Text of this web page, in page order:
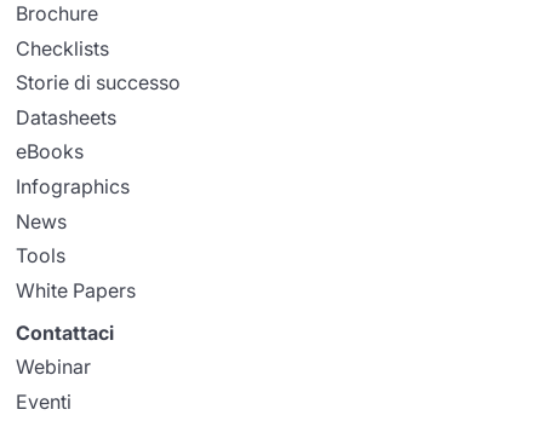
Brochure
Checklists
Storie di successo
Datasheets
eBooks
Infographics
News
Tools
White Papers
Contattaci
Webinar
Eventi